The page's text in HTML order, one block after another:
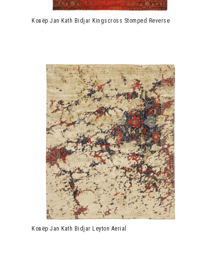
Ковёр Jan Kath Bidjar Kingscross Stomped Reverse
Ковёр Jan Kath Bidjar Leyton Aerial